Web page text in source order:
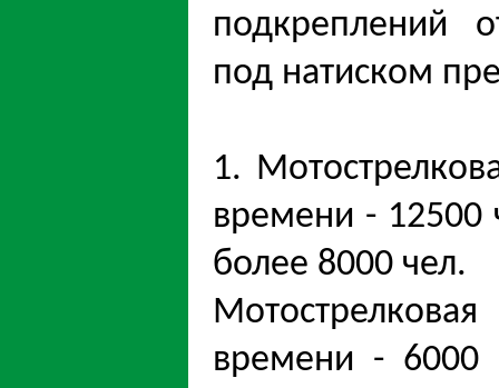
подкреплений
под натиском
1.
времени - 12500
более 8000 чел.
времени -